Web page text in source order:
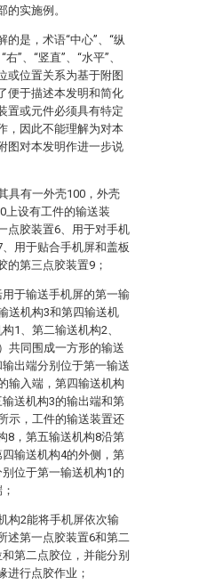
实施例。
是，术语“中心”、“纵
”、“竖直”、“水平”、
或位置关系为基于附图
便于描述本发明和简化
置或元件必须具有特定
，因此不能理解为对本
图对本发明作进一步说
具有一外壳100，外壳
上设有工件的输送装
点胶装置6、用于对手机
用于贴合手机屏和盖板
的第三点胶装置9；
于输送手机屏的第一输
送机构3和第四输送机
1、第二输送机构2、
共同围成一方形的输送
出端分别位于第一输送
输入端，第四输送机构
送机构3的输出端和第
示，工件的输送装置还
8，第五输送机构8沿第
输送机构4的外侧，第
位于第一输送机构1的
构2能将手机屏依次输
述第一点胶装置6和第二
第二点胶位，并能分别
进行点胶作业；